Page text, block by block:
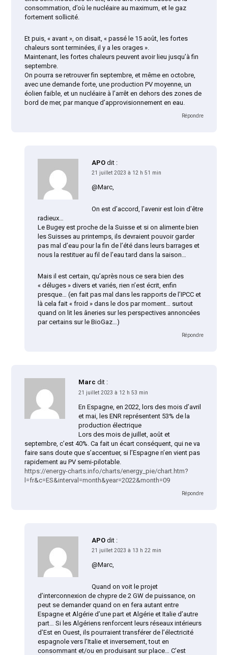
consommation, d’où le nucléaire au maximum, et le gaz
fortement sollicité.
Et puis, « avant », on disait, « passé le 15 août, les fortes
chaleurs sont terminées, il y a les orages ».
Maintenant, les fortes chaleurs peuvent avoir lieu jusqu’à fin
septembre.
On pourra se retrouver fin septembre, et même en octobre,
avec une demande forte, une production PV moyenne, un
éolien faible, et un nucléaire à l’arrêt en dehors des zones de
bord de mer, par manque d’approvisionnement en eau.
Répondre
APO dit :
21 juillet 2023 à 12 h 51 min
@Marc,
On est d’accord, l’avenir est loin d’être
radieux…
Le Bugey est proche de la Suisse et si on alimente bien
les Suisses au printemps, ils devraient pouvoir garder
pas mal d’eau pour la fin de l’été dans leurs barrages et
nous la restituer au fil de l’eau tard dans la saison…
Mais il est certain, qu’après nous ce sera bien des
« déluges » divers et variés, rien n’est écrit, enfin
presque… (en fait pas mal dans les rapports de l’IPCC et
là cela fait « froid » dans le dos par moment… surtout
quand on lit les âneries sur les perspectives annoncées
par certains sur le BioGaz…)
Répondre
Marc dit :
21 juillet 2023 à 12 h 53 min
En Espagne, en 2022, lors des mois d’avril
et mai, les ENR représentent 53% de la
production électrique
Lors des mois de juillet, août et
septembre, c’est 40%. Ca fait un écart conséquent, qui ne va
faire sans doute que s’accentuer, si l’Espagne n’en vient pas
rapidement au PV semi-pilotable.
https://energy-charts.info/charts/energy_pie/chart.htm?
l=fr&c=ES&interval=month&year=2022&month=09
Répondre
APO dit :
21 juillet 2023 à 13 h 22 min
@Marc,
Quand on voit le projet
d’interconnexion de chypre de 2 GW de puissance, on
peut se demander quand on en fera autant entre
Espagne et Algérie d’une part et Algérie et Italie d’autre
part… Si les Algériens renforcent leurs réseaux intérieurs
d’Est en Ouest, ils pourraient transférer de l’électricité
espagnole vers l’Italie et inversement, tout en
consommant et/ou en produisant sur place… C’est